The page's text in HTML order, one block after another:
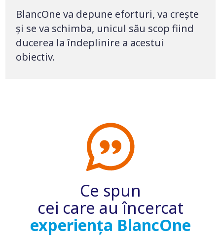
BlancOne va depune eforturi, va crește
și se va schimba, unicul său scop fiind
ducerea la îndeplinire a acestui
obiectiv.
Ce spun
cei care au încercat
experiența BlancOne